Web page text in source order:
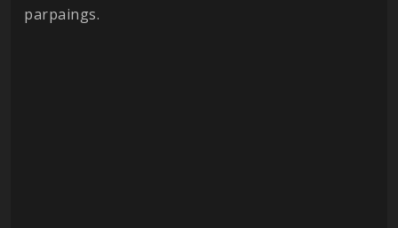
parpaings.